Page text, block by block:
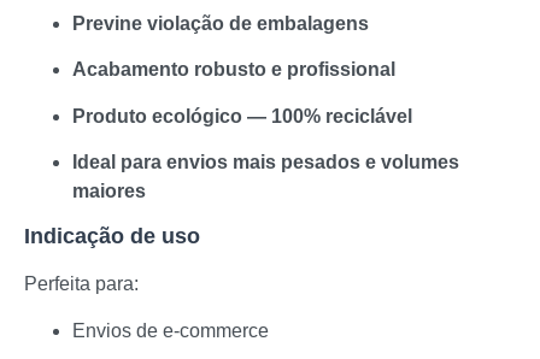
Previne violação de embalagens
Acabamento robusto e profissional
Produto ecológico — 100% reciclável
Ideal para envios mais pesados e volumes
maiores
Indicação de uso
Perfeita para:
Envios de e-commerce